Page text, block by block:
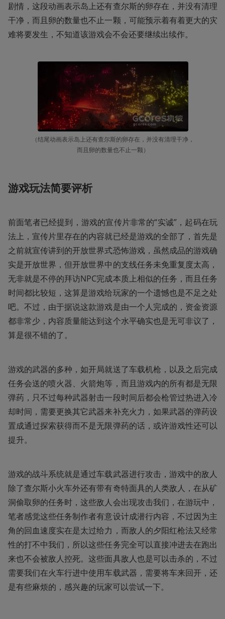
剧情，这段动画表示岛上还有查尔斯的卵存在，并没有清理
干净，而且卵的数量也不止一颗，可能预示着有着更大的灾
难将要发生，不知道该游戏会不会还要继续出续作。
（结尾动画表示岛上还有查尔斯的卵存在，并没有清理干净，
而且卵的数量也不止一颗）
游戏玩法简要评析
前面笔者已经提到，游戏的宣传片非常的“实诚”，起码在玩
法上，宣传片里存在的内容就已经是游戏的全部了，首先是
之前就宣传讲到的开放世界式恐怖游戏，虽然成品的游戏确
实是开放世界，但开放世界中的支线任务未免重复度太高，
无非就是不停的拜访NPC完成本质上相似的任务，而且任务
时间都比较短，这算是游戏给玩家的一个遗憾也是不足之处
吧。不过，由于据说这款游戏是由一个人完成的，资金资源
都非常少，内容质量能达到这个水平确实也是无可非议了，
算是很不错的了。
游戏的武器的多种，如开局就送了车载机枪，以及之后完成
任务会送的喷火器、火箭炮等，而且游戏内的所有都是无限
弹药，只不过每种武器射击一段时间后都会枪管过热进入冷
却时间，需要更换其它武器来补充火力，如果武器的弹药设
置成通过探索获得而不是无限弹药的话，或许游戏性还可以
提升。
游戏的战斗系统就是通过车载武器进行攻击，游戏中的敌人
除了查尔斯小火车外还有带有奇特面具的人类敌人，在从矿
洞偷取卵的任务时，这些敌人会出现攻击我们，在游玩中，
笔者感觉这些任务制作者有意设计成潜行内容，不过因为主
角的回血速度实在是太过给力，而敌人的夕阳红枪法又经常
性的打不中我们，所以这些任务完全可以直接冲进去在跑出
来也不会被敌人控死。这些面具敌人也是可以击杀的，不过
需要我们在火车行进中使用车载武器，需要将车来回开，还
是有些麻烦的，感兴趣的玩家可以尝试一下。